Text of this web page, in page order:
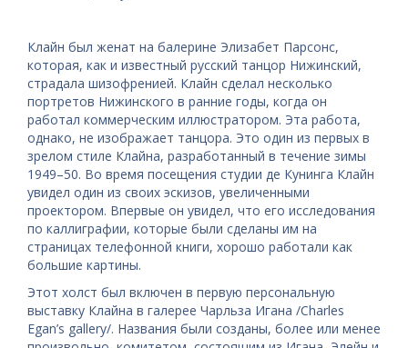
Клайн был женат на балерине Элизабет Парсонс,
которая, как и известный русский танцор Нижинский,
страдала шизофренией. Клайн сделал несколько
портретов Нижинского в ранние годы, когда он
работал коммерческим иллюстратором. Эта работа,
однако, не изображает танцора. Это один из первых в
зрелом стиле Клайна, разработанный в течение зимы
1949–50. Во время посещения студии де Кунинга Клайн
увидел один из своих эскизов, увеличенными
проектором. Впервые он увидел, что его исследования
по каллиграфии, которые были сделаны им на
страницах телефонной книги, хорошо работали как
большие картины.
Этот холст был включен в первую персональную
выставку Клайна в галерее Чарльза Игана /Charles
Egan’s gallery/. Названия были созданы, более или менее